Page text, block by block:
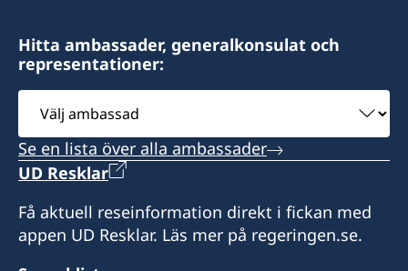
Hitta ambassader, generalkonsulat och
representationer:
ambassad
Se en lista över alla ambassader
UD Resklar
Få aktuell reseinformation direkt i fickan med
appen UD Resklar. Läs mer på regeringen.se.